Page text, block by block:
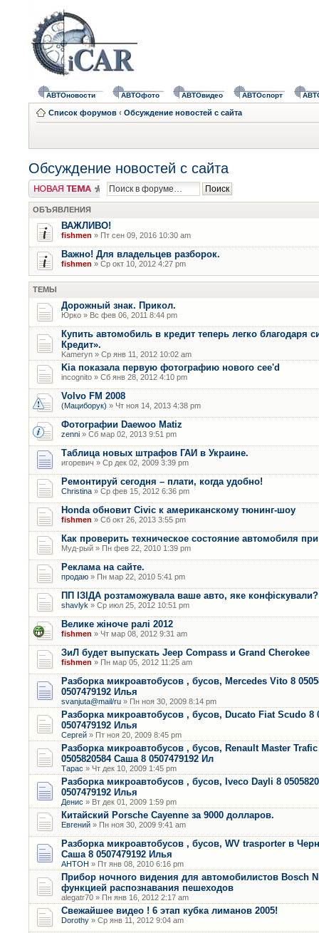
АВТОновости АВТОфото АВТОвидео АВТОспорт
Список форумов ‹ Обсуждение новостей с сайта
Обсуждение новостей с сайта
Новая тема
ОБЪЯВЛЕНИЯ
ВАЖЛИВО!
fishmen » Пт сен 09, 2016 10:30 am
Важно! Для владельцев разборок.
fishmen » Ср окт 10, 2012 4:27 pm
ТЕМЫ
Дорожный знак. Прикол.
Юрко » Вс фев 06, 2011 8:44 pm
Купить автомобиль в кредит теперь легко благодаря
Кредит».
Kameryn » Ср янв 11, 2012 10:02 am
Kia показала первую фотографию нового cee'd
incognito » Сб янв 28, 2012 4:10 pm
Volvo FM 2008
(Мациборук) » Чт ноя 14, 2013 4:38 pm
Фотографии Daewoo Matiz
zenni » Сб мар 02, 2013 9:51 pm
Таблица новых штрафов ГАИ в Украине.
игоревич » Ср дек 02, 2009 3:39 pm
Ремонтируй сегодня – плати, когда удобно!
Christina » Ср фев 15, 2012 6:36 pm
Honda обновит Civic к американскому тюнинг-шоу
fishmen » Сб окт 26, 2013 3:55 pm
Как проверить техническое состояние автомобиля
Муд-рый » Пн фев 22, 2010 1:39 pm
Реклама на сайте.
продаю » Пн мар 22, 2010 5:41 pm
ПП ІЗІДА розтаможувала ваше авто, яке конфіскували?
shavlyk » Ср июл 25, 2012 10:51 pm
Велике жіноче ралі 2012
fishmen » Чт мар 08, 2012 9:31 am
ЗиЛ будет выпускать Jeep Compass и Grand Cherokee
fishmen » Пн мар 05, 2012 11:25 am
Разборка микроавтобусов , бусов, Mercedes Vito 8
0507479192 Илья
svanjuta@mail/ru » Пн ноя 30, 2009 8:14 pm
Разборка микроавтобусов , бусов, Ducato Fiat Scudo 8
0507479192 Илья
Сергей » Пт ноя 20, 2009 8:45 pm
Разборка микроавтобусов , бусов, Renault Master
0505820584 Саша 8 0507479192 Ил
Тарас » Чт дек 10, 2009 1:45 pm
Разборка микроавтобусов , бусов, Iveco Dayli 8
0507479192 Илья
Денис » Вт дек 01, 2009 1:59 pm
Китайский Porsche Cayenne за 9000 долларов.
Евгений » Пн ноя 30, 2009 9:41 am
Разборка микроавтобусов , бусов, WV trasporter в
Саша 8 0507479192 Илья
АНТОН » Пт янв 08, 2010 6:16 pm
Прибор ночного видения для автомобилистов Bosch
функцией распознавания пешеходов
alegatr70 » Пн янв 16, 2012 2:17 am
Свежайшее видео ! 6 этап кубка лиманов 2005!
Dorothy » Ср янв 11, 2012 9:04 am